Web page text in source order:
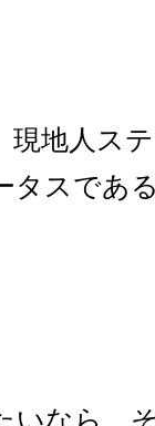
現地人ス
タスであ
いなら、